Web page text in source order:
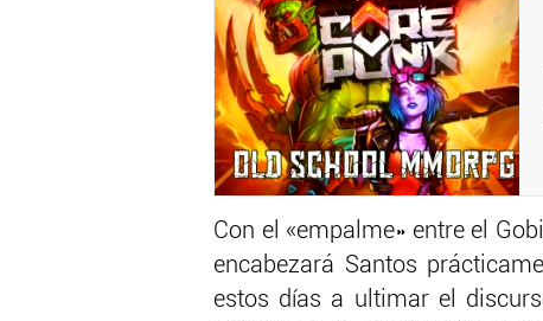
Con el «empalme» entre el
encabezará Santos
estos días a ultimar el